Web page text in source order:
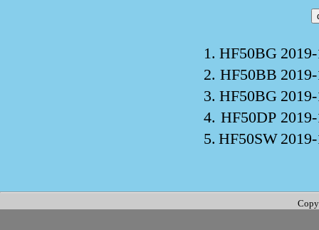
1. HF50BG
2. HF50BB
3. HF50BG
4. HF50DP
5. HF50SW